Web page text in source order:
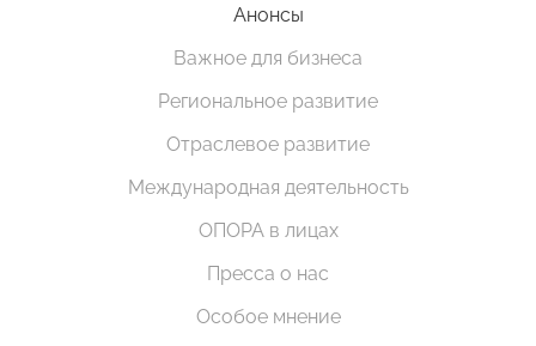
Анонсы
Важное для бизнеса
Региональное развитие
Отраслевое развитие
Международная деятельность
ОПОРА в лицах
Пресса о нас
Особое мнение